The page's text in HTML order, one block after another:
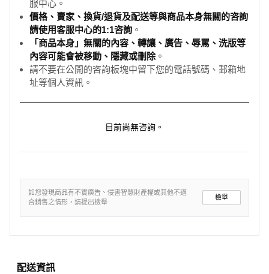
服中心。
價格、賣家、換貨/退貨及配送等與商品本身無關的咨詢
請使用客服中心的1:1咨詢 。
「商品本身」無關的內容、轉讓、廣告、辱罵、洗版等
內容可能會被移動、隱藏或刪除。
請不要在公開的咨詢板塊中留下您的電話號碼、郵箱地
址等個人資訊。
目前尚無咨詢。
如您發現商品有不實廣告、侵害智慧財產權或其他不適
合銷售之情形，請提出檢舉
檢舉
配送資訊